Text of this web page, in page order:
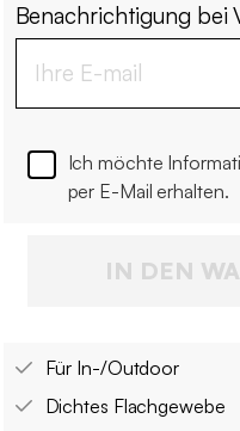
Benachrichtigung bei
Ich möchte
per E-Mail erhalten.
IN DEN
Für In-/Outdoor
Dichtes Flachgewebe